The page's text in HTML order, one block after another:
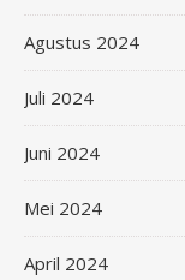
Agustus 2024
Juli 2024
Juni 2024
Mei 2024
April 2024